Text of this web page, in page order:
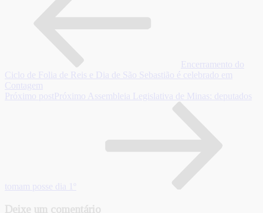
Encerramento do
Ciclo de Folia de Reis e Dia de São Sebastião é celebrado em
Contagem
Próximo post Próximo Assembleia Legislativa de Minas: deputados
tomam posse dia 1º
Deixe um comentário